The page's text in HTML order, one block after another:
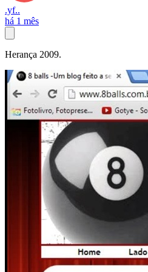
.yf..
há 1 mês
Herança 2009.